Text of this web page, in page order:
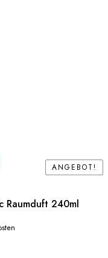
ANGEBOT!
ANGEBOT!
Raumduft 240ml